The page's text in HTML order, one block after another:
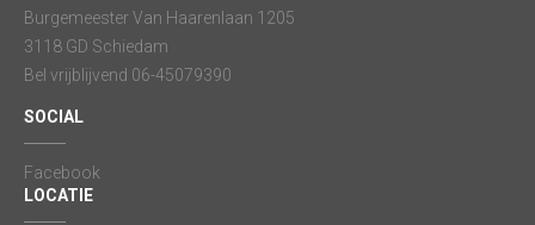
Burgemeester Van Haarenlaan 1205
3118 GD Schiedam
Bel vrijblijvend 06-45079390
SOCIAL
Facebook
LOCATIE